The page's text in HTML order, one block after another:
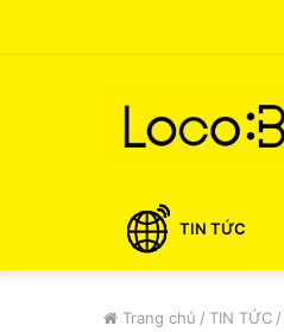
TIN TỨC
Trang chủ / TIN TỨC /